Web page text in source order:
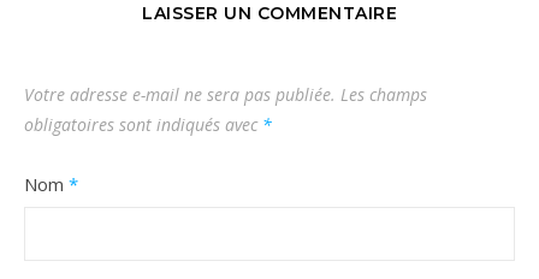
LAISSER UN COMMENTAIRE
Votre adresse e-mail ne sera pas publiée. Les champs
obligatoires sont indiqués avec *
Nom *